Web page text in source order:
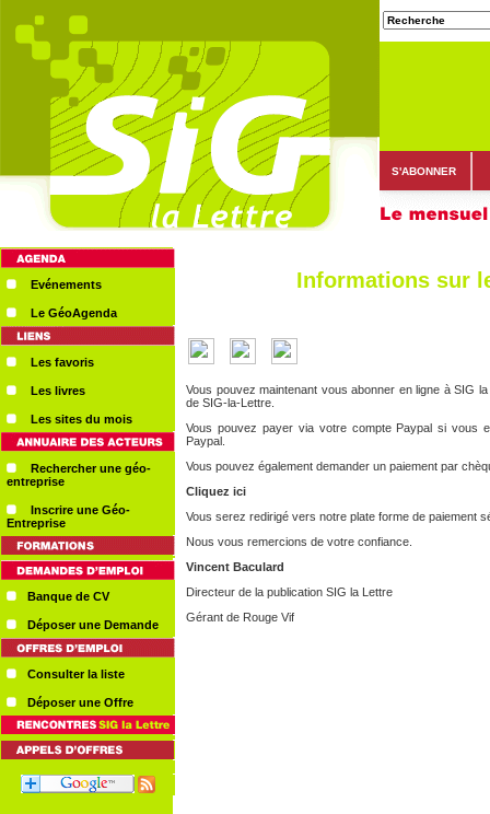
S'ABONNER
Evénements
Le GéoAgenda
Les favoris
Les livres
Les sites du mois
Rechercher une géo-
entreprise
Inscrire une Géo-
Entreprise
Banque de CV
Déposer une Demande
Consulter la liste
Déposer une Offre
Informations sur
Vous pouvez maintenant vous abonner en ligne à SIG
de SIG-la-Lettre.
Vous pouvez payer via votre compte Paypal si vous
Paypal.
Vous pouvez également demander un paiement par
Cliquez ici
Vous serez redirigé vers notre plate forme de paiement
Nous vous remercions de votre confiance.
Vincent Baculard
Directeur de la publication SIG la Lettre
Gérant de Rouge Vif